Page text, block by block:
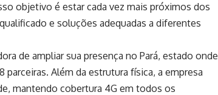
objetivo é estar cada vez mais próximos dos
e soluções adequadas a diferentes
de ampliar sua presença no Pará, estado onde
Além da estrutura física, a empresa
mantendo cobertura 4G em todos os